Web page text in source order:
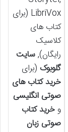
LibriVox (برای
کتاب های
کلاسیک
رایگان),سایت
گلوبوک (برای
خرید کتاب های
صوتی انگلیسی
وخرید کتاب
صوتی زبان